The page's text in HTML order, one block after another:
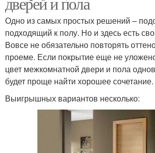
Одно из самых простых решений –
подходящий к полу. Но и здесь есть
Вовсе не обязательно повторять
проеме. Если покрытие еще не
цвет межкомнатной двери и пола
будет проще найти хорошее сочетание.
Выигрышных вариантов несколько: